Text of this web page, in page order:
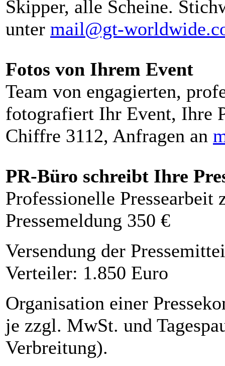
Skipper, alle Scheine.
unter mail@gt-
Fotos von Ihrem Event
Team von engagierten,
fotografiert Ihr Event, Ihre
Chiffre 3112, Anfragen an
PR-Büro schreibt Ihre
Professionelle Pressearbeit
Pressemeldung 350 €
Versendung der
Verteiler: 1.850 Euro
Organisation einer
je zzgl. MwSt. und
Verbreitung).